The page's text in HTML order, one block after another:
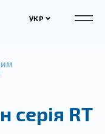
УКР
серія RT